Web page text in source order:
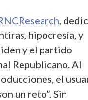
,
hipocresía, y
y el partido
Republicano. Al
el
un reto”. Sin